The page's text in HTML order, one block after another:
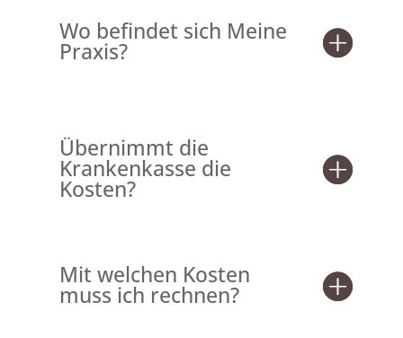
Wo befindet sich Meine
Praxis?
Übernimmt die
Krankenkasse die
Kosten?
Mit welchen Kosten
muss ich rechnen?